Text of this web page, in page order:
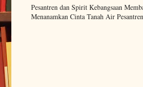
Pesantren dan Spirit Kebangsaan
Menanamkan Cinta Tanah Air